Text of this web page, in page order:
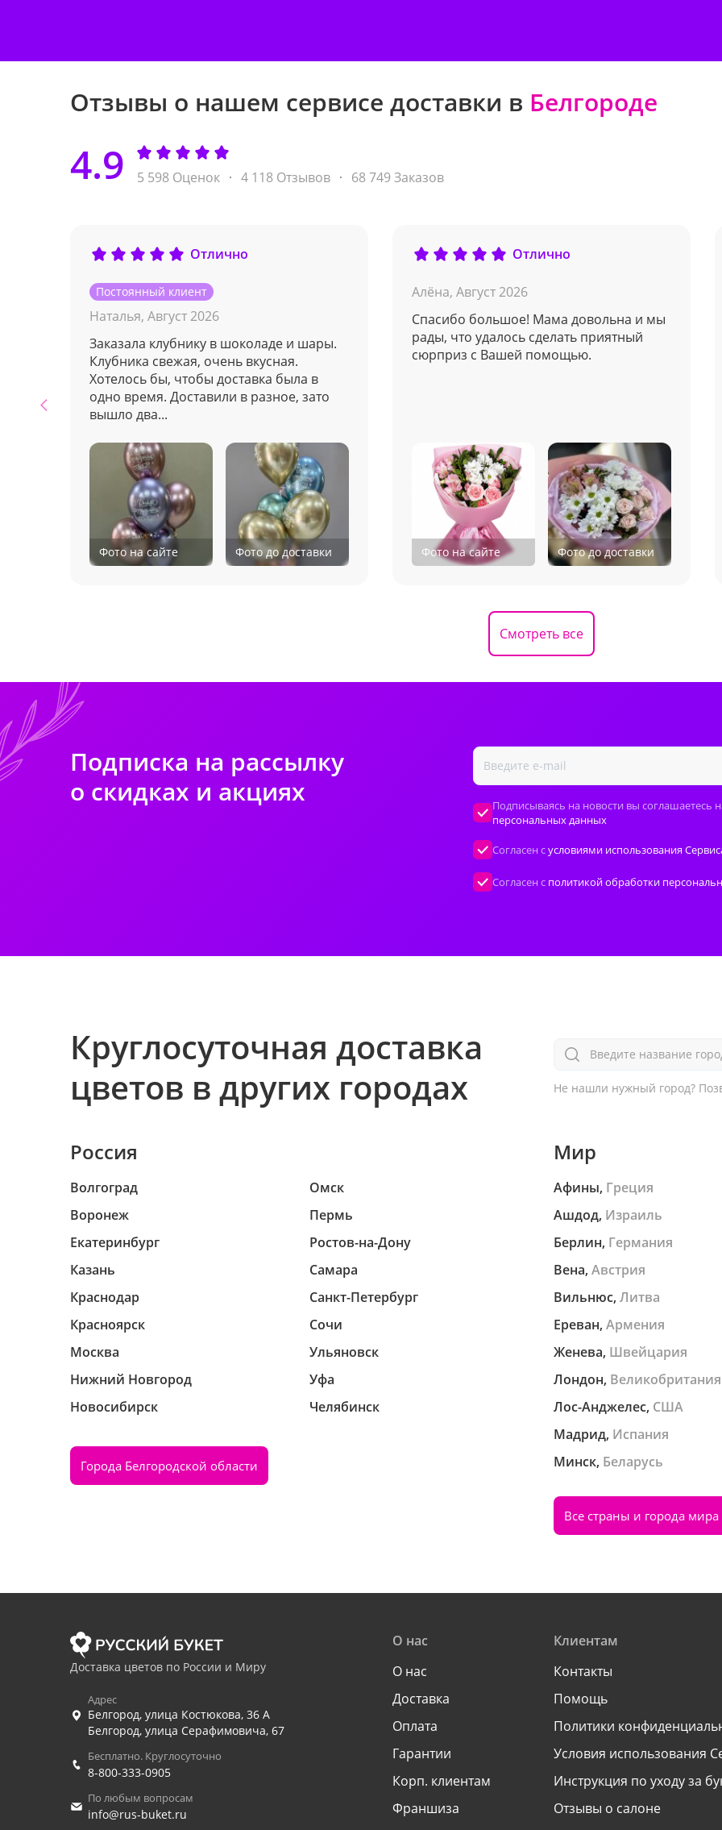
Отзывы о нашем сервисе доставки в Белгороде
4.9 5 598 Оценок 4 118 Отзывов 68 749 Заказов
Отлично
Постоянный клиент
Наталья, Август 2026
Заказала клубнику в шоколаде и шары.
Клубника свежая, очень вкусная.
Хотелось бы, чтобы доставка была в
одно время. Доставили в разное, зато
вышло два...
Фото на сайте Фото до доставки
Отлично
Алёна, Август 2026
Спасибо большое! Мама довольна и мы
рады, что удалось сделать приятный
сюрприз с Вашей помощью.
Фото на сайте Фото до доставки
Смотреть все
Подписка на рассылку
о скидках и акциях
Подписываясь на новости вы соглашаетесь
персональных данных
Согласен сусловиями использования
Согласен с политикой обработки
Круглосуточная доставка
цветов в других городах
Введите название
Россия
Волгоград
Воронеж
Екатеринбург
Казань
Краснодар
Красноярск
Москва
Нижний Новгород
Новосибирск
Омск
Пермь
Ростов-на-Дону
Самара
Санкт-Петербург
Сочи
Ульяновск
Уфа
Челябинск
Города Белгородской области
Мир
Афины, Греция
Ашдод, Израиль
Берлин, Германия
Вена, Австрия
Вильнюс, Литва
Ереван, Армения
Женева, Швейцария
Лондон, Великобритания
Лос-Анджелес, США
Мадрид, Испания
Минск, Беларусь
Все страны и города мира
Не нашли нужный город?
Доставка цветов по России и Миру
Адрес
Белгород, улица Костюкова, 36 А
Белгород, улица Серафимовича, 67
Бесплатно. Круглосуточно
8-800-333-0905
По любым вопросам
info@rus-buket.ru
О нас
О нас
Доставка
Оплата
Гарантии
Корп. клиентам
Франшиза
Клиентам
Контакты
Помощь
Политики
Условия использования
Инструкция по уходу за
Отзывы о салоне